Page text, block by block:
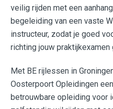
veilig rijden met een
begeleiding van een vaste
instructeur, zodat je goed
richting jouw praktijkexamen
Met BE rijlessen in
Oosterpoort Opleidingen
betrouwbare opleiding voor